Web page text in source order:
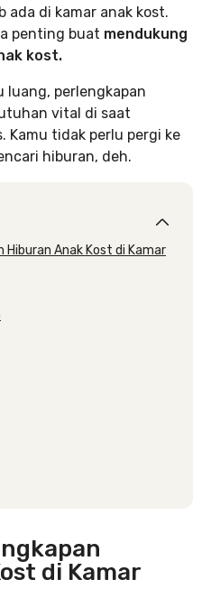
ada di kamar anak kost.
penting buat mendukung
kost.
luang, perlengkapan
vital di saat
Kamu tidak perlu pergi ke
hiburan, deh.
Hiburan Anak Kost di Kamar
di Kamar